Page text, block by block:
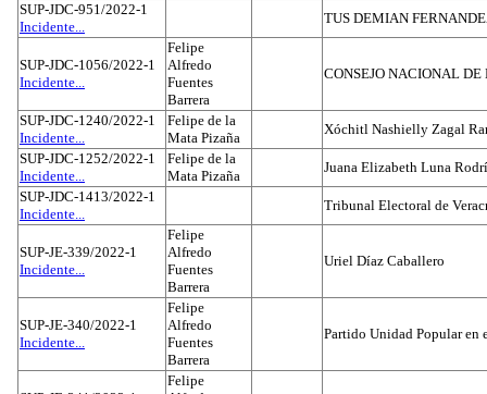
SUP-JDC-951/2022-1
Incidente...
TUS DEMIAN
SUP-JDC-1056/2022-1
Incidente...
Felipe
Alfredo
Fuentes
Barrera
CONSEJO NACIONAL
SUP-JDC-1240/2022-1
Incidente...
Felipe de la
Mata Pizaña
Xóchitl Nashielly Zagal
SUP-JDC-1252/2022-1
Incidente...
Felipe de la
Mata Pizaña
Juana Elizabeth Luna
SUP-JDC-1413/2022-1
Incidente...
Tribunal Electoral de
SUP-JE-339/2022-1
Incidente...
Felipe
Alfredo
Fuentes
Barrera
Uriel Díaz Caballero
SUP-JE-340/2022-1
Incidente...
Felipe
Alfredo
Fuentes
Barrera
Partido Unidad Popular en
Felipe